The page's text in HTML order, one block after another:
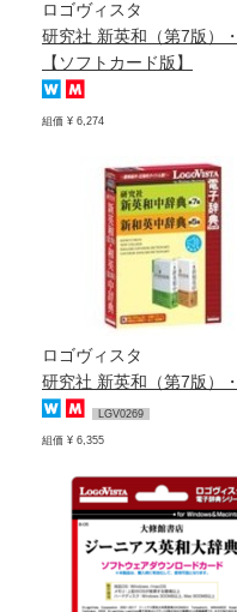
ロゴヴィスタ
研究社 新英和（第7版）
【ソフトカード版】
組価 ¥ 6,274
ロゴヴィスタ
研究社 新英和（第7版）
LGV0269
組価 ¥ 6,355